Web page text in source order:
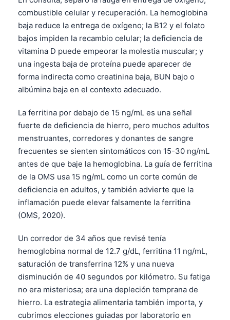
combustible celular y recuperación. La hemoglobina
baja reduce la entrega de oxígeno; la B12 y el folato
bajos impiden la recambio celular; la deficiencia de
vitamina D puede empeorar la molestia muscular; y
una ingesta baja de proteína puede aparecer de
forma indirecta como creatinina baja, BUN bajo o
albúmina baja en el contexto adecuado.
La ferritina por debajo de 15 ng/mL es una señal
fuerte de deficiencia de hierro, pero muchos adultos
menstruantes, corredores y donantes de sangre
frecuentes se sienten sintomáticos con 15-30 ng/mL
antes de que baje la hemoglobina. La guía de ferritina
de la OMS usa 15 ng/mL como un corte común de
deficiencia en adultos, y también advierte que la
inflamación puede elevar falsamente la ferritina
(OMS, 2020).
Un corredor de 34 años que revisé tenía
hemoglobina normal de 12.7 g/dL, ferritina 11 ng/mL,
saturación de transferrina 12% y una nueva
disminución de 40 segundos por kilómetro. Su fatiga
no era misteriosa; era una depleción temprana de
hierro. La estrategia alimentaria también importa, y
cubrimos elecciones guiadas por laboratorio en